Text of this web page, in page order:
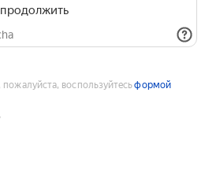
воспользуйтесьформой